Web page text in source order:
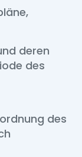
deren
des
des